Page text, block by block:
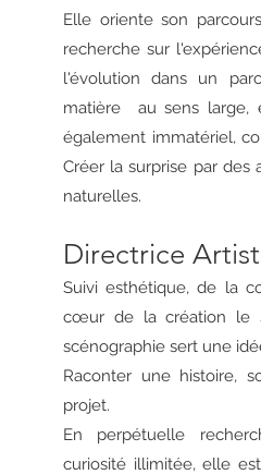
Elle oriente son
recherche sur
l'évolution dans un
matière au sens large,
également immatériel,
Créer la surprise par des
naturelles.
Directrice
Suivi esthétique, de la
cœur de la création le
scénographie sert une
Raconter une histoire,
projet.
En perpétuelle
curiosité illimitée, elle